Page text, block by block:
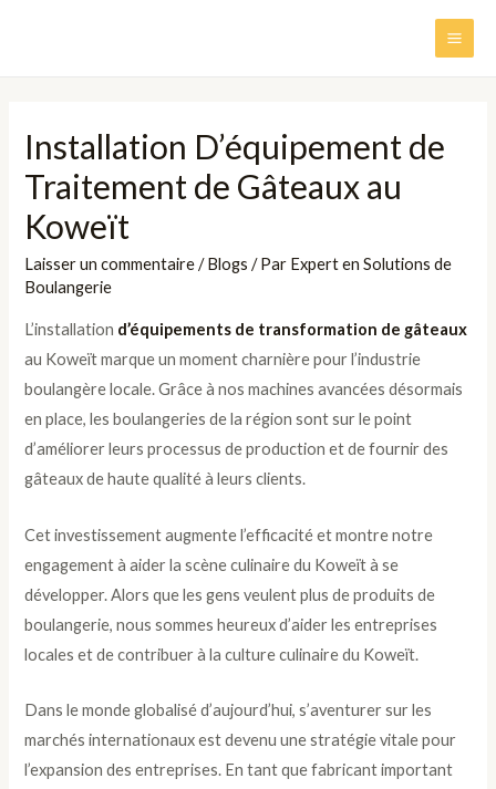
Installation D’équipement de
Traitement de Gâteaux au
Koweït
Laisser un commentaire /Blogs / Par Expert en Solutions de
Boulangerie
L’installation d’équipements de transformation de gâteaux
au Koweït marque un moment charnière pour l’industrie
boulangère locale. Grâce à nos machines avancées désormais
en place, les boulangeries de la région sont sur le point
d’améliorer leurs processus de production et de fournir des
gâteaux de haute qualité à leurs clients.
Cet investissement augmente l’efficacité et montre notre
engagement à aider la scène culinaire du Koweït à se
développer. Alors que les gens veulent plus de produits de
boulangerie, nous sommes heureux d’aider les entreprises
locales et de contribuer à la culture culinaire du Koweït.
Dans le monde globalisé d’aujourd’hui, s’aventurer sur les
marchés internationaux est devenu une stratégie vitale pour
l’expansion des entreprises. En tant que fabricant important